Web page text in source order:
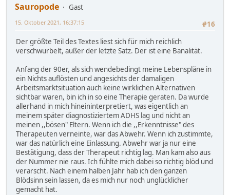
Sauropode
Gast
#16
15. Oktober 2021, 16:37:15
Der größte Teil des Textes liest sich für mich reichlich
verschwurbelt, außer der letzte Satz. Der ist eine Banalität.
Anfang der 90er, als sich wendebedingt meine Lebenspläne in
ein Nichts auflösten und angesichts der damaligen
Arbeitsmarktsituation auch keine wirklichen Alternativen
sichtbar waren, bin ich in so eine Therapie geraten. Da wurde
allerhand in mich hineininterpretiert, was eigentlich an
meinem später diagnostiziertem ADHS lag und nicht an
meinen ,,bösen" Eltern. Wenn ich die ,,Erkenntnisse" des
Therapeuten verneinte, war das Abwehr. Wenn ich zustimmte,
war das natürlich eine Einlassung. Abwehr war ja nur eine
Bestätigung, dass der Therapeut richtig lag. Man kam also aus
der Nummer nie raus. Ich fühlte mich dabei so richtig blöd und
verarscht. Nach einem halben Jahr hab ich den ganzen
Blödsinn sein lassen, da es mich nur noch unglücklicher
gemacht hat.